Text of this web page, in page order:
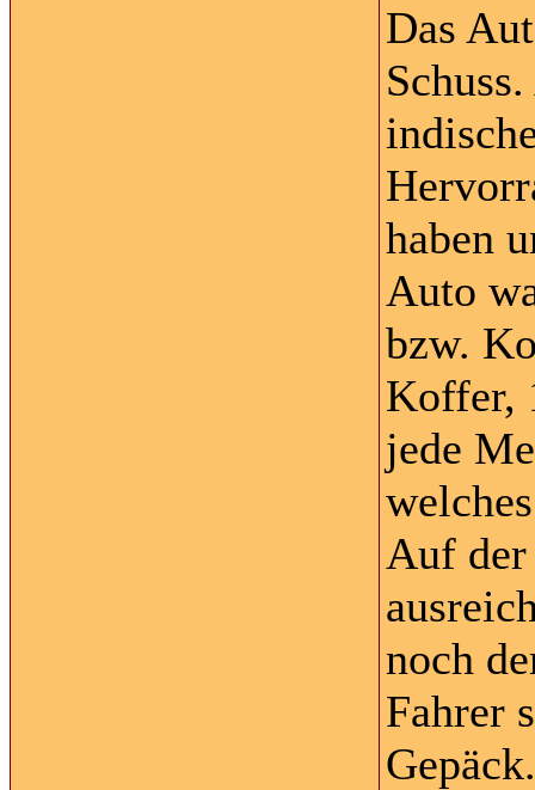
Das
haben
Auto
bzw.
Koffer,
jede
Auf
noch
Fahrer
Gepäck.